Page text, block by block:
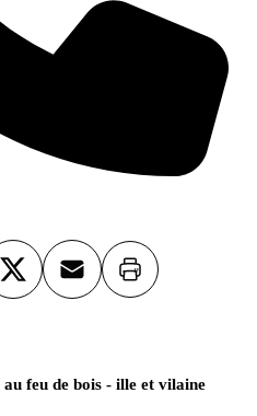
X Email Imprimer
feu de bois - ille et vilaine